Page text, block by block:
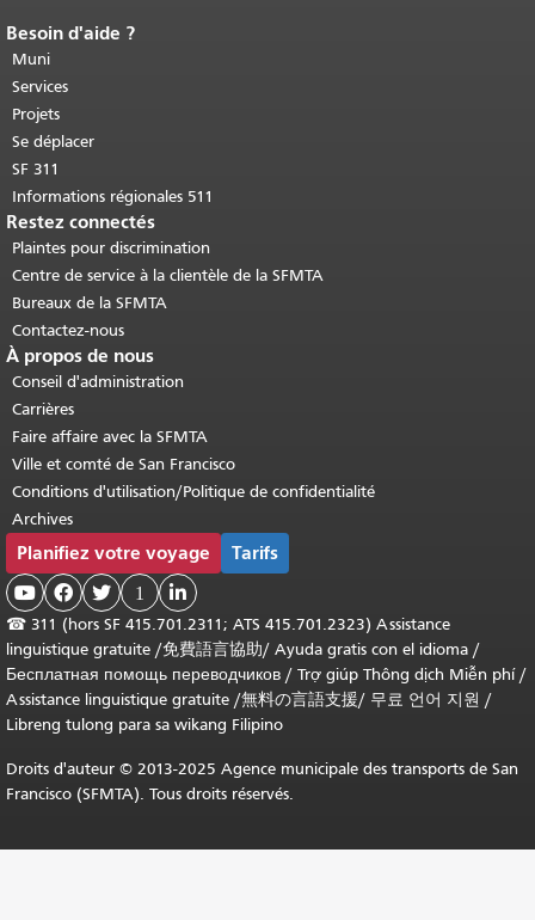
Fin du contenu de la page.
cette page se répète sur chaque page.
Retour au haut du contenu principal
Besoin d'aide ?
Muni
Services
Projets
Se déplacer
SF 311
Informations régionales 511
Restez connectés
Plaintes pour discrimination
Centre de service à la clientèle de la SFMTA
Bureaux de la SFMTA
Contactez-nous
À propos de nous
Conseil d'administration
Carrières
Faire affaire avec la SFMTA
Ville et comté de San Francisco
Conditions d'utilisation/Politique de confidentialité
Archives
Planifiez votre voyage Tarifs
   1 
☎ 311 (hors SF 415.701.2311; ATS 415.701.2323) Assistance
linguistique gratuite /免費語言協助/ Ayuda gratis con el idioma /
Бесплатная помощь переводчиков / Trợ giúp Thông dịch Miễn phí/
Assistance linguistique gratuite /無料の言語支援/ 무료 언어 지원 /
Libreng tulong para sa wikang Filipino
Droits d'auteur © 2013-2025 Agence municipale des transports de San
Francisco (SFMTA). Tous droits réservés.